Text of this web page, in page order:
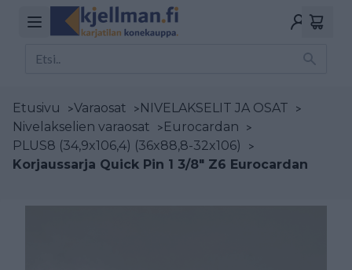
Etusivu >Varaosat >NIVELAKSELIT JA OSAT >
Nivelakselien varaosat >Eurocardan >
PLUS8 (34,9x106,4) (36x88,8-32x106)
>
Korjaussarja Quick Pin 1 3/8" Z6 Eurocardan